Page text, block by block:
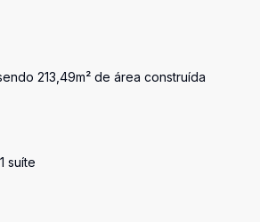
213,49m² de área construída
suíte